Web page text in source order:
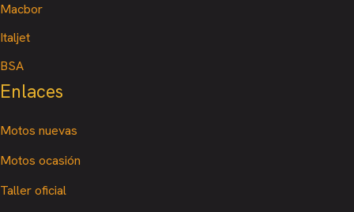
Macbor
Italjet
BSA
Enlaces
Motos nuevas
Motos ocasión
Taller oficial